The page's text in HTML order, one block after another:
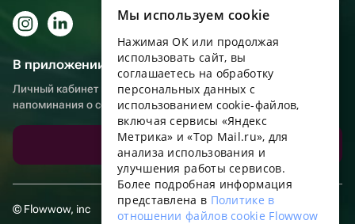
В приложении еще удобнее!
Личный кабинет получателя, больше бонусов за покупки и
напоминания о событиях
Скачать приложение
© Flowwow, inc
ENGLISH
UKRAINIAN
PORTUGUESE
FRENCH
Мы используем сookie
Нажимая ОК или продолжая
использовать сайт, вы
соглашаетесь на обработку
персональных данных с
использованием cookie-файлов,
включая сервисы «Яндекс
Метрика» и «Top Mail.ru», для
анализа использования и
улучшения работы сервисов.
Более подробная информация
представлена в Политике в
отношении файлов cookie Flowwow